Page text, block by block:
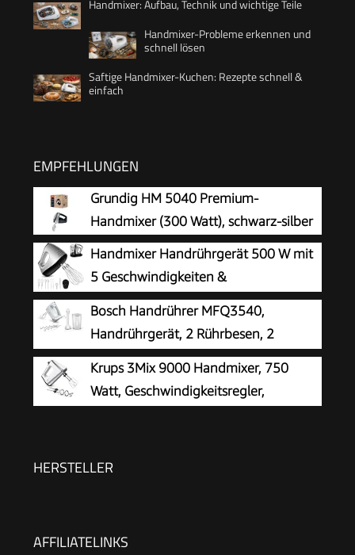
Handmixer: Aufbau, Technik und wichtige Teile
Handmixer-Probleme erkennen und
schnell lösen
Saftige Handmixer-Kuchen: Rezepte schnell &
einfach
EMPFEHLUNGEN
Grundig HM 5040 Premium-
Handmixer (300 Watt), schwarz-silber
Handmixer Handrührgerät 500 W mit
5 Geschwindigkeiten &
Turbinenfunktion
Bosch Handrührer MFQ3540,
Handrührgerät, 2 Rührbesen, 2
Edelstahl-Knethaken, spülmaschinengeeignet, 5
Stufen, Pürierstab, Mixbecher, 450 W, weiß
Krups 3Mix 9000 Handmixer, 750
Watt, Geschwindigkeitsregler,
HERSTELLER
AFFILIATELINKS